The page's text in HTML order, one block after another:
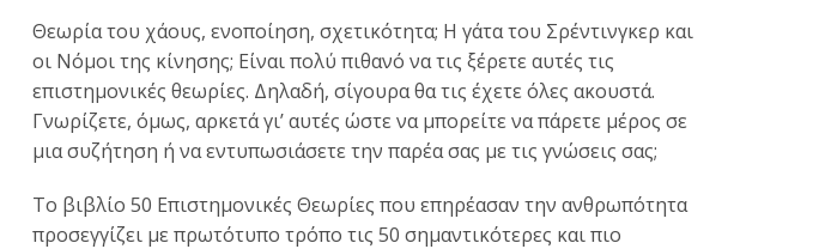
Θεωρία του χάους, ενοποίηση, σχετικότητα; Η γάτα του Σρέντινγκερ και
οι Νόμοι της κίνησης; Είναι πολύ πιθανό να τις ξέρετε αυτές τις
επιστημονικές θεωρίες. Δηλαδή, σίγουρα θα τις έχετε όλες ακουστά.
Γνωρίζετε, όμως, αρκετά γι’ αυτές ώστε να μπορείτε να πάρετε μέρος σε
μια συζήτηση ή να εντυπωσιάσετε την παρέα σας με τις γνώσεις σας;
Το βιβλίο 50 Επιστημονικές Θεωρίες που επηρέασαν την ανθρωπότητα
προσεγγίζει με πρωτότυπο τρόπο τις 50 σημαντικότερες και πιο